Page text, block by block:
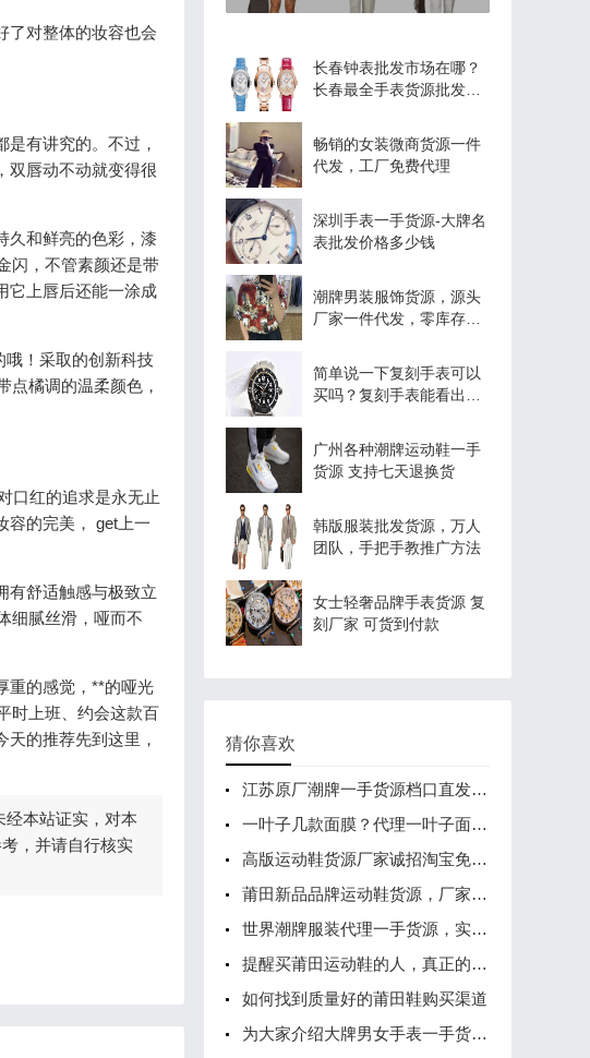
了对整体的妆容也会
有讲究的。不过，
双唇动不动就变得很
久和鲜亮的色彩，漆
闪，不管素颜还是带
它上唇后还能一涂成
！采取的创新科技
点橘调的温柔颜色，
口红的追求是永无止
容的完美， get上一
有舒适触感与极致立
细腻丝滑，哑而不
重的感觉，**的哑光
时上班、约会这款百
的推荐先到这里，
本站证实，对本
，并请自行核实
长春钟表批发市场在哪？
长春最全手表货源批发大
畅销的女装微商货源一件
代发，工厂免费代理
深圳手表一手货源-大牌名
表批发价格多少钱
潮牌男装服饰货源，源头
厂家一件代发，零库存，
简单说一下复刻手表可以
买吗？复刻手表能看出来
广州各种潮牌运动鞋一手
货源 支持七天退换货
韩版服装批发货源，万人
团队，手把手教推广方法
女士轻奢品牌手表货源 复
刻厂家 可货到付款
猜你喜欢
江苏原厂潮牌一手货源档口直发，全网最低免费代理
一叶子几款面膜？代理一叶子面膜需要拿货吗？
高版运动鞋货源厂家诚招淘宝免费代销 支持一件代发
莆田新品品牌运动鞋货源，厂家批发招募代理
世界潮牌服装代理一手货源，实体店批发
提醒买莆田运动鞋的人，真正的一手厂家货源在这里！
如何找到质量好的莆田鞋购买渠道
为大家介绍大牌男女手表一手货源哪里找？